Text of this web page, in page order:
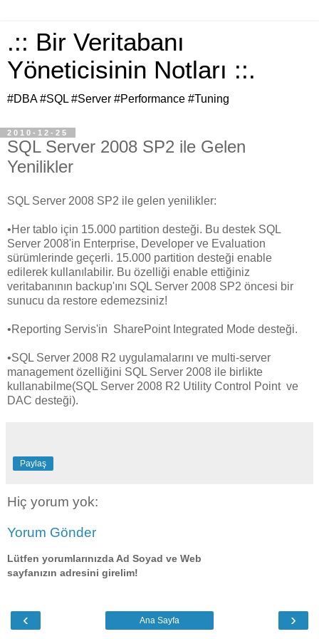
.:: Bir Veritabanı
Yöneticisinin Notları ::.
#DBA #SQL #Server #Performance #Tuning
2010-12-25
SQL Server 2008 SP2 ile Gelen
Yenilikler
SQL Server 2008 SP2 ile gelen yenilikler:
•Her tablo için 15.000 partition desteği. Bu destek SQL
Server 2008'in Enterprise, Developer ve Evaluation
sürümlerinde geçerli. 15.000 partition desteği enable
edilerek kullanılabilir. Bu özelliği enable ettiğiniz
veritabanının backup'ını SQL Server 2008 SP2 öncesi bir
sunucu da restore edemezsiniz!
•Reporting Servis'in SharePoint Integrated Mode desteği.
•SQL Server 2008 R2 uygulamalarını ve multi-server
management özelliğini SQL Server 2008 ile birlikte
kullanabilme(SQL Server 2008 R2 Utility Control Point ve
DAC desteği).
Paylaş
Hiç yorum yok:
Yorum Gönder
Lütfen yorumlarınızda Ad Soyad ve Web
sayfanızın adresini girelim!
‹ ›
Ana Sayfa